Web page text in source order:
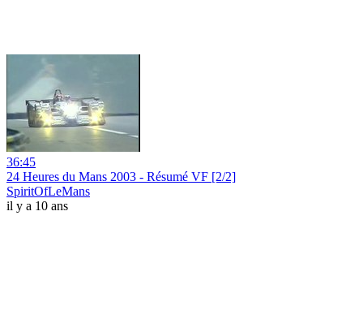
36:45
24 Heures du Mans 2003 - Résumé VF [2/2]
SpiritOfLeMans
il y a 10 ans